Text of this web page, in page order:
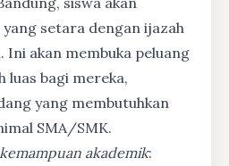
setara dengan ijazah
Ini akan membuka peluang
luas bagi mereka,
yang membutuhkan
SMA/SMK.
akademik: